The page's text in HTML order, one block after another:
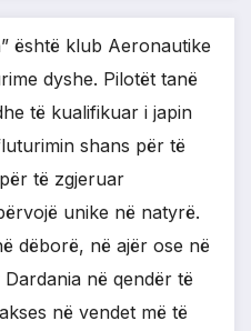
është klub Aeronautike
dyshe. Pilotët tanë
të kualifikuar i japin
shans për të
të zgjeruar
unike në natyrë.
dëborë, në ajër ose në
në qendër të
në vendet më të